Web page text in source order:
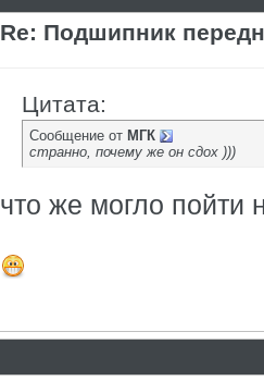
Re: Подшипник
Цитата:
Сообщение от МГК
странно, почему же он сдох )))
что же могло пойти